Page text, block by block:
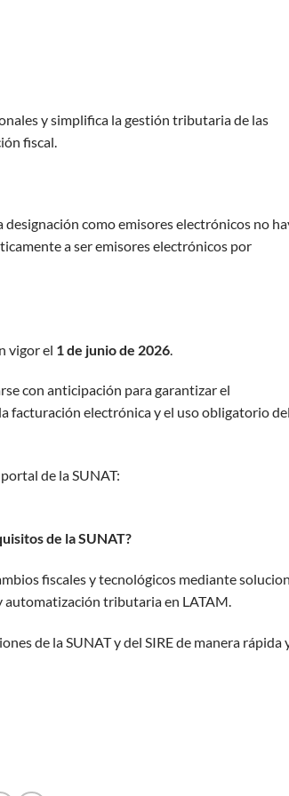
y simplifica la gestión tributaria de las
fiscal.
como emisores electrónicos no
a ser emisores electrónicos por
vigor el 1 de junio de 2026
con anticipación para garantizar el
facturación electrónica y el uso obligatorio
de la SUNAT:
de la SUNAT?
fiscales y tecnológicos mediante
tributaria en LATAM.
de la SUNAT y del SIRE de manera rápida